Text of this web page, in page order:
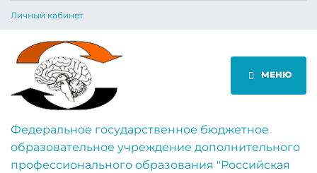
Личный кабинет
МЕНЮ
Федеральное государственное бюджетное
образовательное учреждение дополнительного
профессионального образования "Российская